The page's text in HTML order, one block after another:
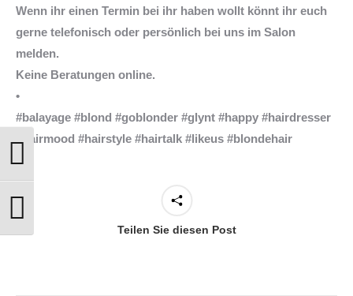
Wenn ihr einen Termin bei ihr haben wollt könnt ihr euch
gerne telefonisch oder persönlich bei uns im Salon
melden.
Keine Beratungen online.
•
#balayage #blond #goblonder #glynt #happy #hairdresser
#hairmood #hairstyle #hairtalk #likeus #blondehair
Teilen Sie diesen Post